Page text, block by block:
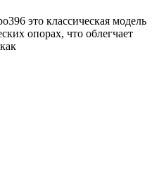
это классическая модель
опорах, что облегчает